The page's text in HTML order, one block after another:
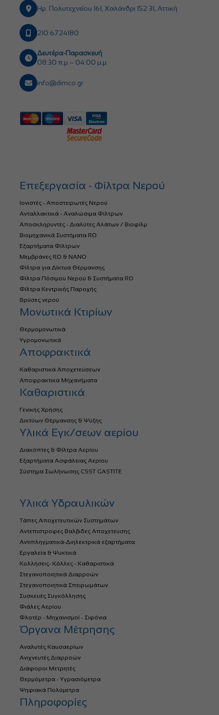
Ηρ. Πολυτεχνείου 161, Χαλάνδρι 152 31, Αττική
210 6724180
Δευτέρα-Παρασκευή
08:30 π.μ – 04:00 μ.μ
info@dimco.gr
Επεξεργασία - Φίλτρα Νερού
Ιονιστές - Αποστειρωτές Νερού
Ανταλλακτικά - Αναλώσιμα Φίλτρων
Αποσκληρυντές - Διαλύτες Αλάτων / Βιοφίλμ
Βιομηχανικά Συστήματα RO
Εξαρτήματα Φίλτρων
Μεμβράνες RO & NANO
Φίλτρα για Δίκτυα Θέρμανσης
Φίλτρα Πόσιμου Νερού & Συστήματα RO
Φίλτρα Κεντρικής Παροχής
Βρύσες νερού
Μονωτικά Κτιρίων
Θερμομονωτικά
Υγρομονωτικά
Αποφρακτικά
Καθαριστικά Αποχετεύσεων
Αποφρακτικά Μηχανήματα
Καθαριστικά
Γενικής Χρήσης
Δικτύων Θέρμανσης & Ψύξης
Υλικά Εγκ/σεων αερίου
Διακόπτες & Φίλτρα Αερίου
Εξαρτήματα Ασφάλειας Αερίου
Σύστημα Σωλήνωσης CSST GASTITE
Υλικά Υδραυλικών
Τάπες Αποχετευτικών Συστημάτων
Αντεπιστροφες Βαλβιδες Αποχετευσης
Αντιπληγματικά-Διηλεκτρικά εξαρτήματα
Εργαλεία & Ψυκτικά
Κολλήσεις- Κόλλες - Καθαριστικά
Στεγανοποιητικά Διαρροών
Στεγανοποιητικά Σπειρωμάτων
Συσκευές Συγκόλλησης
Φιάλες Αερίου
Φλοτέρ - Μηχανισμοί - Σιφόνια
Όργανα Μέτρησης
Αναλυτές Καυσαερίων
Ανιχνευτές Διαρροών
Διάφοροι Μετρητές
Θερμόμετρα - Υγρασιόμετρα
Ψηφιακά Πολύμετρα
Πληροφορίες